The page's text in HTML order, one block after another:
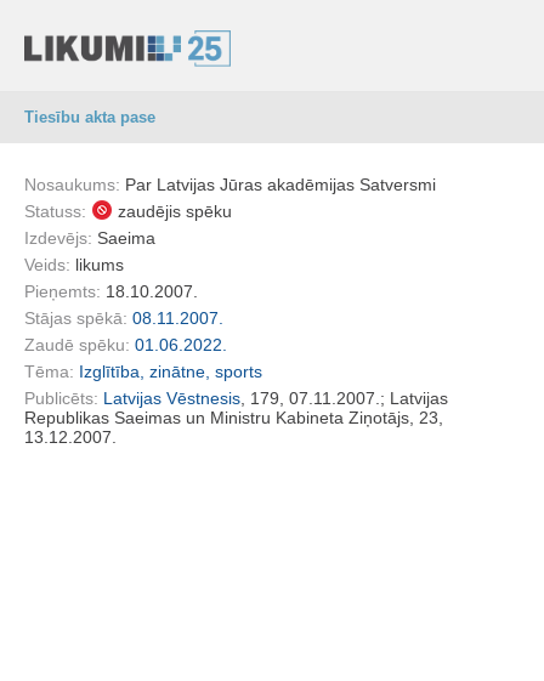
Tiesību akta pase
Nosaukums: Par Latvijas Jūras akadēmijas Satversmi
Statuss:
zaudējis spēku
Izdevējs: Saeima
Veids: likums
Pieņemts: 18.10.2007.
Stājas spēkā: 08.11.2007.
Zaudē spēku: 01.06.2022.
Tēma: Izglītība, zinātne, sports
Publicēts: Latvijas Vēstnesis , 179, 07.11.2007.; Latvijas
Republikas Saeimas un Ministru Kabineta Ziņotājs, 23,
13.12.2007.